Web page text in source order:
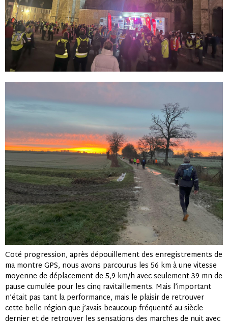
Coté progression, après dépouillement des enregistrements de
ma montre GPS, nous avons parcourus les 56 km à une vitesse
moyenne de déplacement de 5,9 km/h avec seulement 39 mn de
pause cumulée pour les cinq ravitaillements. Mais l’important
n’était pas tant la performance, mais le plaisir de retrouver
cette belle région que j’avais beaucoup fréquenté au siècle
dernier et de retrouver les sensations des marches de nuit avec